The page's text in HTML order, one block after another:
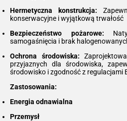
Hermetyczna konstrukcja:
konserwacyjne i wyjątkową trwałość
Bezpieczeństwo pożarowe:
samogaśnięcia i brak
Ochrona środowiska:
przyjaznych dla środowiska,
środowisko i zgodność z regulacjami
Zastosowania:
Energia odnawialna
Przemysł